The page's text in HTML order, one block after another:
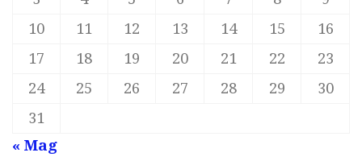
10
11 12 13 14 15
16
17
18 19 20 21 22
23
24
25 26 27 28 29
30
31
« Mag